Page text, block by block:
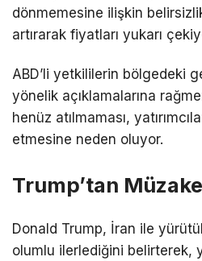
dönmemesine ilişkin
artırarak fiyatları yukarı
ABD’li yetkililerin bölgedeki
yönelik açıklamalarına
henüz atılmaması,
etmesine neden oluyor.
Trump’tan
Donald Trump, İran ile
olumlu ilerlediğini belirterek,